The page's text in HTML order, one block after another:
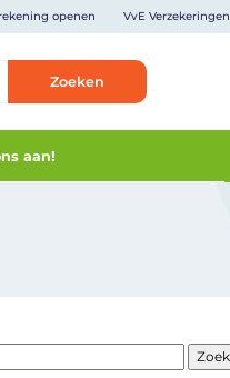
openen VvE Verzekeringen
Zoeken
aan!